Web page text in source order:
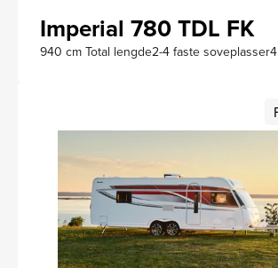
Imperial 780 TDL FK
940 cm Total lengde2-4 faste soveplasser